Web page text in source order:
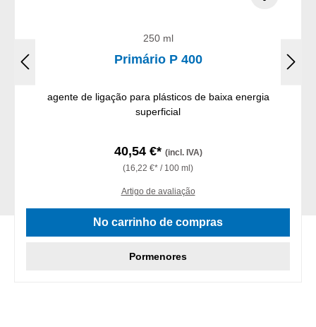
250 ml
Primário P 400
agente de ligação para plásticos de baixa energia
superficial
40,54 €* (incl. IVA)
(16,22 €* / 100 ml)
Artigo de avaliação
No carrinho de compras
Pormenores